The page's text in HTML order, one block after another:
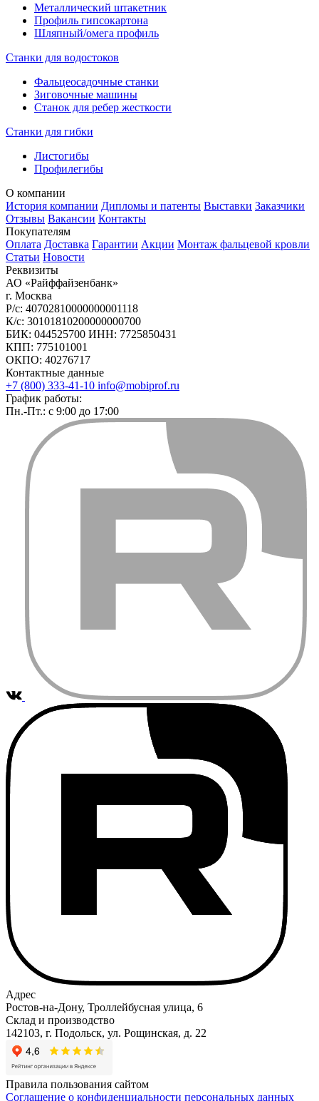
Металлический штакетник
Профиль гипсокартона
Шляпный/омега профиль
Станки для водостоков
Фальцеосадочные станки
Зиговочные машины
Станок для ребер жесткости
Станки для гибки
Листогибы
Профилегибы
О компании
История компании Дипломы и патенты Выставки Заказчики
Отзывы Вакансии Контакты
Покупателям
Оплата Доставка Гарантии Акции Монтаж фальцевой кровли
Статьи Новости
Реквизиты
АО «Райффайзенбанк»
г. Москва
Р/с: 40702810000000001118
К/с: 30101810200000000700
БИК: 044525700 ИНН: 7725850431
КПП: 775101001
ОКПО: 40276717
Контактные данные
+7 (800) 333-41-10 info@mobiprof.ru
График работы:
Пн.-Пт.: с 9:00 до 17:00
Адрес
Ростов-на-Дону, Троллейбусная улица, 6
Склад и производство
142103, г. Подольск, ул. Рощинская, д. 22
Правила пользования сайтом
Соглашение о конфиденциальности персональных данных